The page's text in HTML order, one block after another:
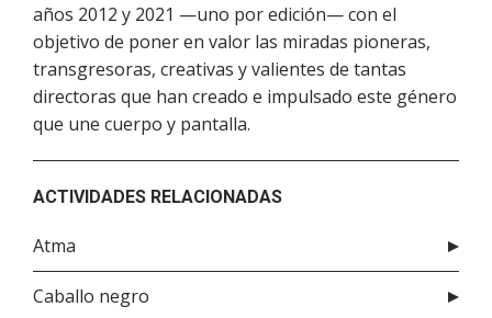
años 2012 y 2021 —uno por edición— con el
objetivo de poner en valor las miradas pioneras,
transgresoras, creativas y valientes de tantas
directoras que han creado e impulsado este género
que une cuerpo y pantalla.
ACTIVIDADES RELACIONADAS
Atma
Caballo negro